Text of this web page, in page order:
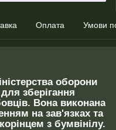
Оплата Умови
оборони
зберігання
Вона виконана
на зав'язках та
з бумвінілу.